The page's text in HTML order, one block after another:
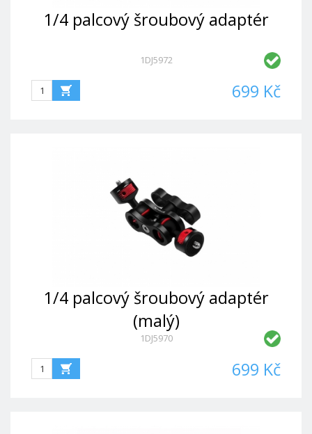
1/4 palcový šroubový adaptér
1DJ5972
699 Kč
1/4 palcový šroubový adaptér
(malý)
1DJ5970
699 Kč